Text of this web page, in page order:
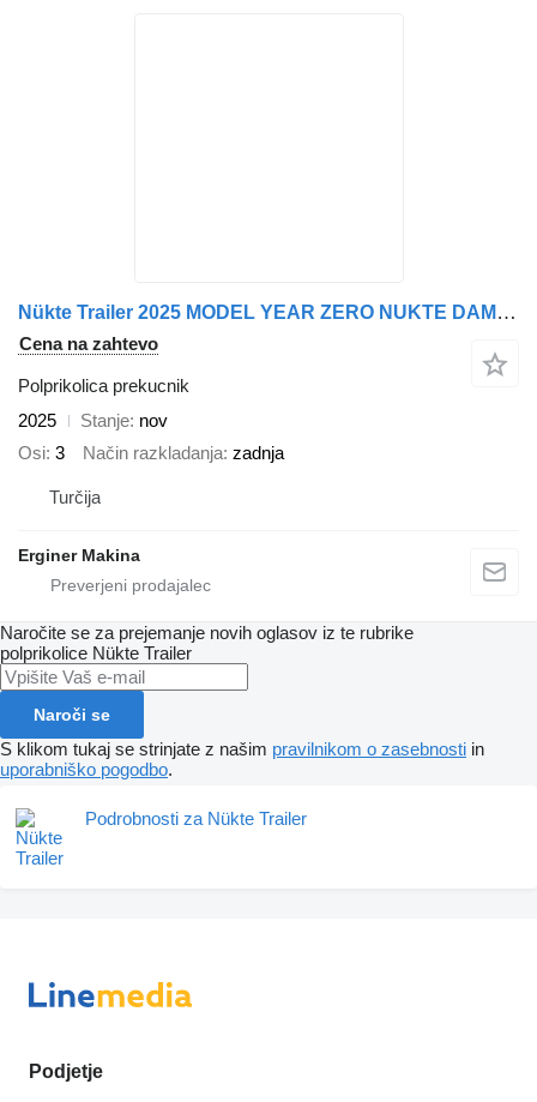
Nükte Trailer 2025 MODEL YEAR ZERO NUKTE DAMPER DORSE 18 M3
Cena na zahtevo
Polprikolica prekucnik
2025
Stanje nov
Osi 3 Način razkladanja zadnja
Turčija
Erginer Makina
Naročite se za prejemanje novih oglasov iz te rubrike
polprikolice Nükte Trailer
Naroči se
S klikom tukaj se strinjate z našim pravilnikom o zasebnosti in
uporabniško pogodbo.
Podrobnosti za Nükte Trailer
Podjetje